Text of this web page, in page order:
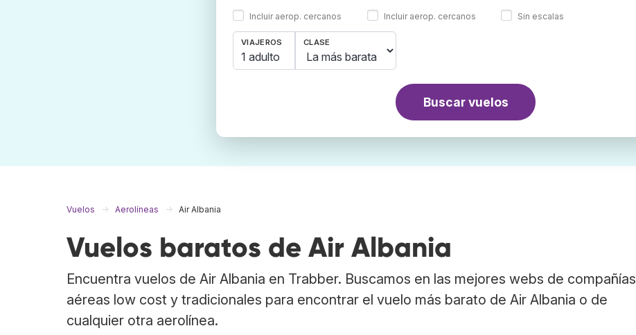
Incluir aerop. cercanos Incluir aerop. cercanos Sin escalas
VIAJEROS
1 adulto
CLASE
Buscar vuelos
Vuelos Aerolíneas Air Albania
Vuelos baratos de Air Albania
Encuentra vuelos de Air Albania en Trabber. Buscamos en las mejores webs de compañías
aéreas low cost y tradicionales para encontrar el vuelo más barato de Air Albania o de
cualquier otra aerolínea.